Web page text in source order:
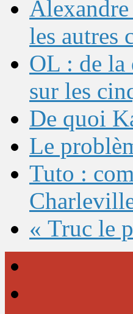
les autres
OL : de la
sur les
De quoi
Le
Tuto :
« Truc le